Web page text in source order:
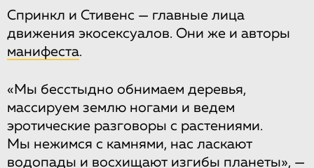
Спринкл и Стивенс — главные лица
движения экосексуалов. Они же и авторы
манифеста.
«Мы бесстыдно обнимаем деревья,
массируем землю ногами и ведем
эротические разговоры с растениями.
Мы нежимся с камнями, нас ласкают
водопады и восхищают изгибы планеты», —